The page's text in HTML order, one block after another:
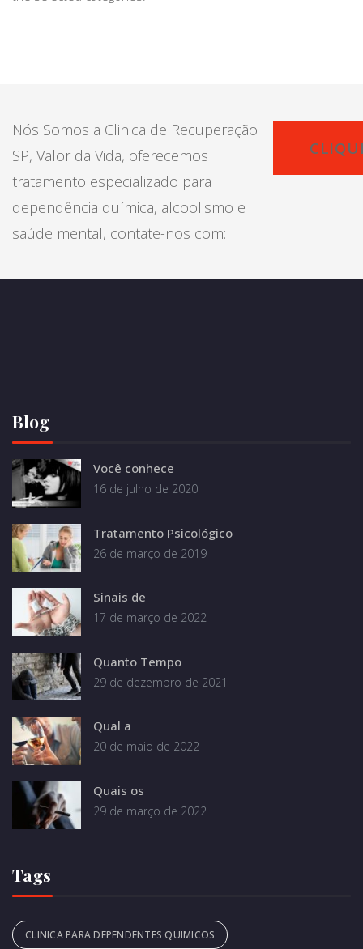
Nós Somos a Clinica de Recuperação
SP, Valor da Vida, oferecemos
tratamento especializado para
dependência química, alcoolismo e
saúde mental, contate-nos com:
Blog
Você conhece
16 de julho de 2020
Tratamento Psicológico
26 de março de 2019
Sinais de
17 de março de 2022
Quanto Tempo
29 de dezembro de 2021
Qual a
20 de maio de 2022
Quais os
29 de março de 2022
Tags
CLINICA PARA DEPENDENTES QUIMICOS